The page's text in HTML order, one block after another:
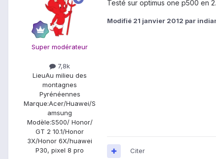
Super modérateur
7,8k
LieuAu milieu des
montagnes
Pyrénéennes
Marque:Acer/Huawei/S
amsung
Modèle:S500/ Honor/
GT 2 10.1/Honor
3X/Honor 6X/huawei
P30, pixel 8 pro
Testé sur optimus one p500 en
Modifié 21 janvier 2012 par
Citer